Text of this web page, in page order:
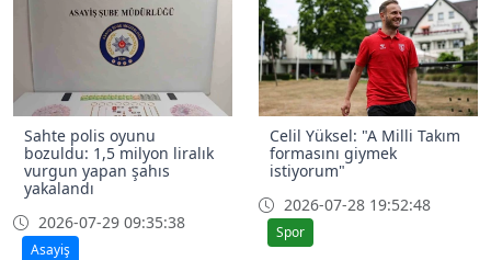
Sahte polis oyunu
bozuldu: 1,5 milyon liralık
vurgun yapan şahıs
yakalandı
2026-07-29 09:35:38
Asayiş
Celil Yüksel: "A Milli Takım
formasını giymek
istiyorum"
2026-07-28 19:52:48
Spor